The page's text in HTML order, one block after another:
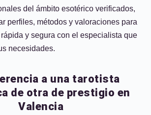
del ámbito esotérico verificados,
perfiles, métodos y valoraciones para
y segura con el especialista que
necesidades.
a una tarotista
de otra de prestigio en
Valencia